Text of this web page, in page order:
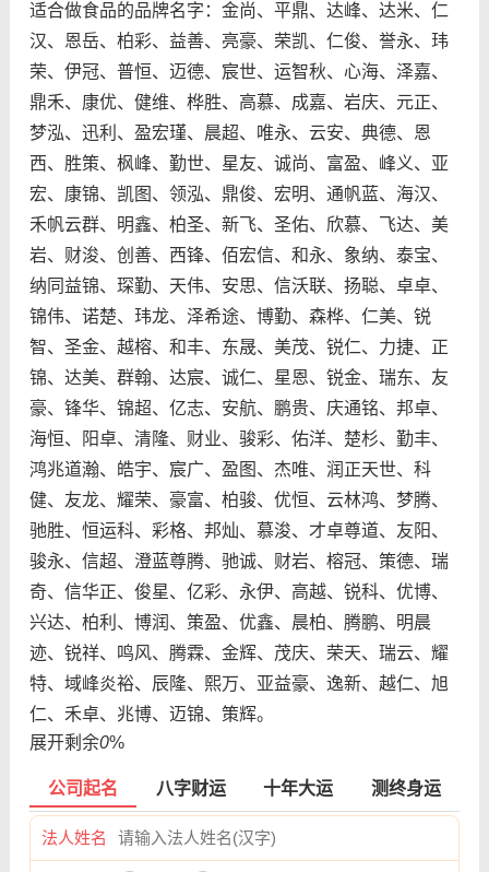
适合做食品的品牌名字：金尚、平鼎、达峰、达米、仁
汉、恩岳、柏彩、益善、亮豪、荣凯、仁俊、誉永、玮
荣、伊冠、普恒、迈德、宸世、运智秋、心海、泽嘉、
鼎禾、康优、健维、桦胜、高慕、成嘉、岩庆、元正、
梦泓、迅利、盈宏瑾、晨超、唯永、云安、典德、恩
西、胜策、枫峰、勤世、星友、诚尚、富盈、峰义、亚
宏、康锦、凯图、领泓、鼎俊、宏明、通帆蓝、海汉、
禾帆云群、明鑫、柏圣、新飞、圣佑、欣慕、飞达、美
岩、财浚、创善、西锋、佰宏信、和永、象纳、泰宝、
纳同益锦、琛勤、天伟、安思、信沃联、扬聪、卓卓、
锦伟、诺楚、玮龙、泽希途、博勤、森桦、仁美、锐
智、圣金、越榕、和丰、东晟、美茂、锐仁、力捷、正
锦、达美、群翰、达宸、诚仁、星恩、锐金、瑞东、友
豪、锋华、锦超、亿志、安航、鹏贵、庆通铭、邦卓、
海恒、阳卓、清隆、财业、骏彩、佑洋、楚杉、勤丰、
鸿兆道瀚、皓宇、宸广、盈图、杰唯、润正天世、科
健、友龙、耀荣、豪富、柏骏、优恒、云林鸿、梦腾、
驰胜、恒运科、彩格、邦灿、慕浚、才卓尊道、友阳、
骏永、信超、澄蓝尊腾、驰诚、财岩、榕冠、策德、瑞
奇、信华正、俊星、亿彩、永伊、高越、锐科、优博、
兴达、柏利、博润、策盈、优鑫、晨柏、腾鹏、明晨
迹、锐祥、鸣风、腾霖、金辉、茂庆、荣天、瑞云、耀
特、域峰炎裕、辰隆、熙万、亚益豪、逸新、越仁、旭
仁、禾卓、兆博、迈锦、策辉。
展开剩余0%
公司起名 八字财运 十年大运 测终身运
法人姓名